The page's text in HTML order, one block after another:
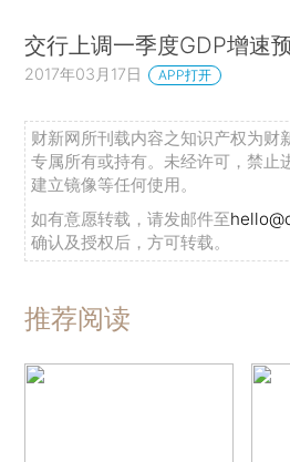
交行上调一季度GDP增速
2017年03月17日 APP打开
财新网所刊载内容之知识产权为财
专属所有或持有。未经许可，禁止
建立镜像等任何使用。
如有意愿转载，请发邮件至
确认及授权后，方可转载。
推荐阅读